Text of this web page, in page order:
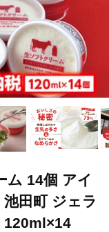
ム 14個 アイ
田町 ジェラ
120ml×14